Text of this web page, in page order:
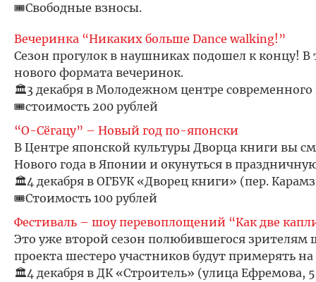
🎟️Свободные взносы.
Вечеринка “Никаких больше Dance walking!”
Сезон прогулок в наушниках подошел к концу! В
нового формата вечеринок.
🏛️3 декабря в Молодежном центре современного
🎟️стоимость 200 рублей
“О-Сёгацу” – Новый год по-японски
В Центре японской культуры Дворца книги вы
Нового года в Японии и окунуться в
🏛️4 декабря в ОГБУК «Дворец книги» (пер.
🎟️Стоимость 100 рублей
Фестиваль – шоу перевоплощений “Как две
Это уже второй сезон полюбившегося
проекта шестеро участников будут примерять
🏛️4 декабря в ДК «Строитель» (улица Ефремова,